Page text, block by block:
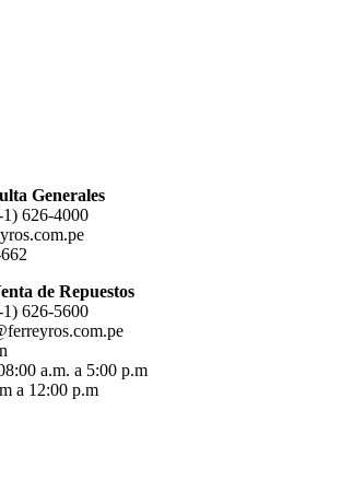
Generales
626-4000
de Repuestos
626-5600
a.m. a 5:00 p.m
a 12:00 p.m